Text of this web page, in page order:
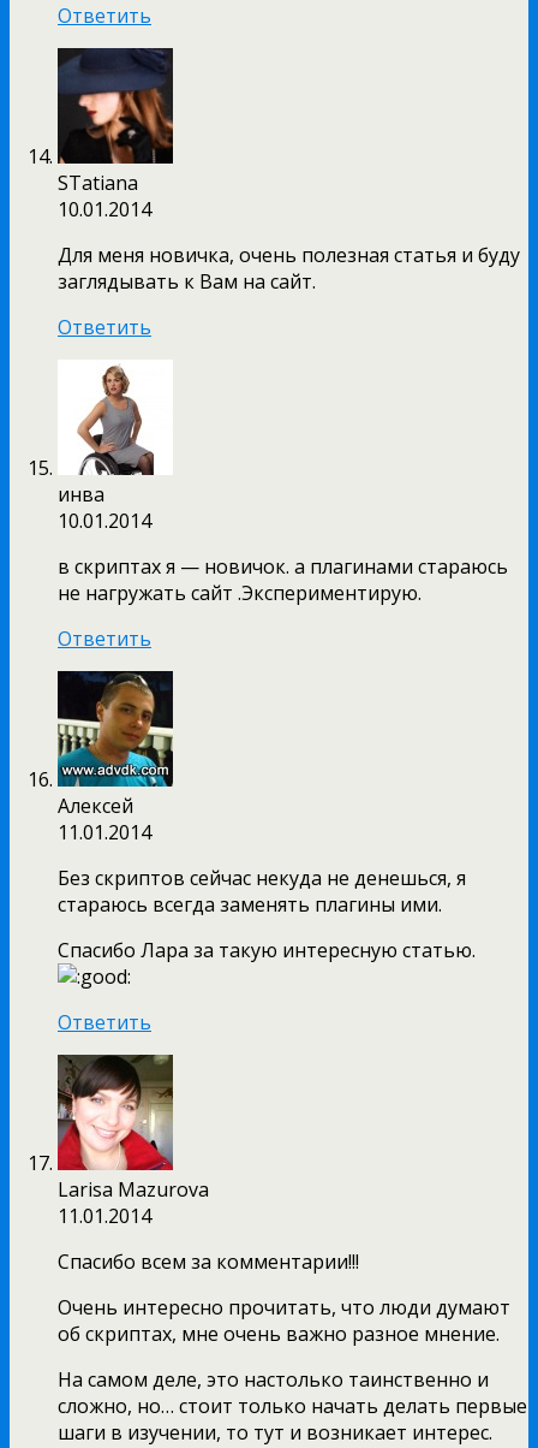
Ответить
STatiana
10.01.2014
Для меня новичка, очень полезная статья и буду
заглядывать к Вам на сайт.
Ответить
инва
10.01.2014
в скриптах я — новичок. а плагинами стараюсь
не нагружать сайт .Экспериментирую.
Ответить
Алексей
11.01.2014
Без скриптов сейчас некуда не денешься, я
стараюсь всегда заменять плагины ими.
Спасибо Лара за такую интересную статью.
Ответить
Larisa Mazurova
11.01.2014
Спасибо всем за комментарии!!!
Очень интересно прочитать, что люди думают
об скриптах, мне очень важно разное мнение.
На самом деле, это настолько таинственно и
сложно, но… стоит только начать делать первые
шаги в изучении, то тут и возникает интерес.